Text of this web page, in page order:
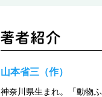
山本省三（作）
神奈川県生まれ。「動物